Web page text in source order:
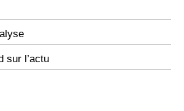
sur l’actu